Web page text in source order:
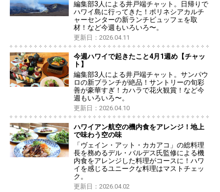
編集部3人による井戸端チャット。日帰りで
ハワイ島に行ってきた！ポリネシアカルチ
ャーセンターの新ランチビュッフェを取
材！など今週もいろいろ〜。
更新日：2026.04.11
今週ハワイで起きたこと4月1週め【チャッ
ト】
編集部3人による井戸端チャット。サンパウ
ロの新ブランチが絶品！サントリーの旬彩
善が豪華すぎ！カハラで花火観賞！など今
週もいろいろ〜。
更新日：2026.04.10
ハワイアン航空の機内食をアレンジ！地上
で味わう空の味
「ヴェイン・アット・カカアコ」の総料理
長を務めるデル・バルデス氏監修による機
内食をアレンジした料理がコースに！ハワ
イを感じるユニークな料理はマストチェッ
ク。
更新日：2026.04.02